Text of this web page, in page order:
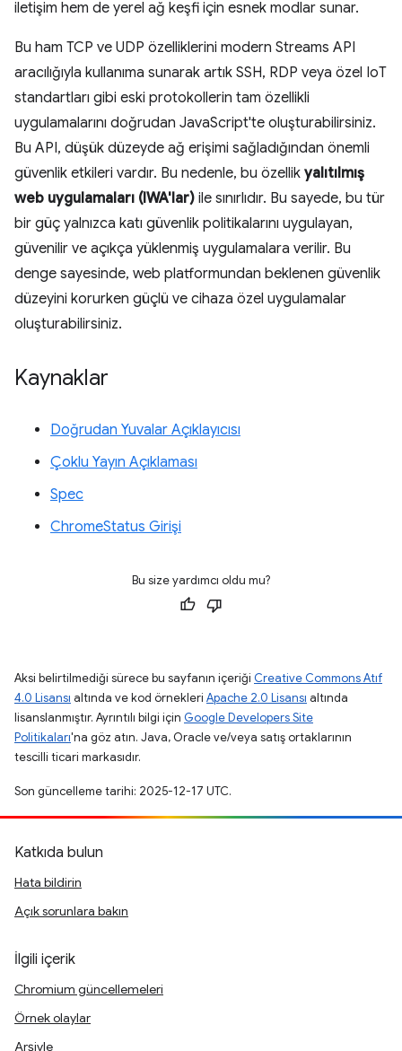
iletişim hem de yerel ağ keşfi için esnek modlar sunar.
Bu ham TCP ve UDP özelliklerini modern Streams API
aracılığıyla kullanıma sunarak artık SSH, RDP veya özel IoT
standartları gibi eski protokollerin tam özellikli
uygulamalarını doğrudan JavaScript'te oluşturabilirsiniz.
Bu API, düşük düzeyde ağ erişimi sağladığından önemli
güvenlik etkileri vardır. Bu nedenle, bu özellik yalıtılmış
web uygulamaları (IWA'lar) ile sınırlıdır. Bu sayede, bu tür
bir güç yalnızca katı güvenlik politikalarını uygulayan,
güvenilir ve açıkça yüklenmiş uygulamalara verilir. Bu
denge sayesinde, web platformundan beklenen güvenlik
düzeyini korurken güçlü ve cihaza özel uygulamalar
oluşturabilirsiniz.
Kaynaklar
Doğrudan Yuvalar Açıklayıcısı
Çoklu Yayın Açıklaması
Spec
ChromeStatus Girişi
Bu size yardımcı oldu mu?
Aksi belirtilmediği sürece bu sayfanın içeriği Creative Commons Atıf
4.0 Lisansı altında ve kod örnekleri Apache 2.0 Lisansı altında
lisanslanmıştır. Ayrıntılı bilgi için Google Developers Site
Politikaları'na göz atın. Java, Oracle ve/veya satış ortaklarının
tescilli ticari markasıdır.
Son güncelleme tarihi: 2025-12-17 UTC.
Katkıda bulun
Hata bildirin
Açık sorunlara bakın
İlgili içerik
Chromium güncellemeleri
Örnek olaylar
Arşivle